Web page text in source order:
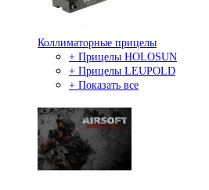
Коллиматорные прицелы
+ Прицелы HOLOSUN
+ Прицелы LEUPOLD
+ Показать все